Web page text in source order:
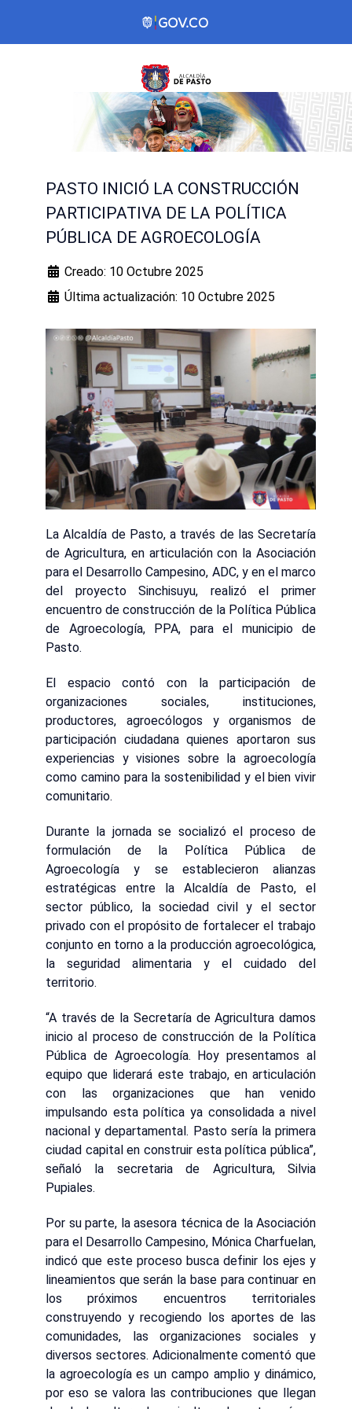
PASTO INICIÓ LA CONSTRUCCIÓN
PARTICIPATIVA DE LA POLÍTICA
PÚBLICA DE AGROECOLOGÍA
Creado: 10 Octubre 2025
Última actualización: 10 Octubre 2025
La Alcaldía de Pasto, a través de las Secretaría
de Agricultura, en articulación con la Asociación
para el Desarrollo Campesino, ADC, y en el marco
del proyecto Sinchisuyu, realizó el primer
encuentro de construcción de la Política Pública
de Agroecología, PPA, para el municipio de
Pasto.
El espacio contó con la participación de
organizaciones sociales, instituciones,
productores, agroecólogos y organismos de
participación ciudadana quienes aportaron sus
experiencias y visiones sobre la agroecología
como camino para la sostenibilidad y el bien vivir
comunitario.
Durante la jornada se socializó el proceso de
formulación de la Política Pública de
Agroecología y se establecieron alianzas
estratégicas entre la Alcaldía de Pasto, el
sector público, la sociedad civil y el sector
privado con el propósito de fortalecer el trabajo
conjunto en torno a la producción agroecológica,
la seguridad alimentaria y el cuidado del
territorio.
“A través de la Secretaría de Agricultura damos
inicio al proceso de construcción de la Política
Pública de Agroecología. Hoy presentamos al
equipo que liderará este trabajo, en articulación
con las organizaciones que han venido
impulsando esta política ya consolidada a nivel
nacional y departamental. Pasto sería la primera
ciudad capital en construir esta política pública”,
señaló la secretaria de Agricultura, Silvia
Pupiales.
Por su parte, la asesora técnica de la Asociación
para el Desarrollo Campesino, Mónica Charfuelan,
indicó que este proceso busca definir los ejes y
lineamientos que serán la base para continuar en
los próximos encuentros territoriales
construyendo y recogiendo los aportes de las
comunidades, las organizaciones sociales y
diversos sectores. Adicionalmente comentó que
la agroecología es un campo amplio y dinámico,
por eso se valora las contribuciones que llegan